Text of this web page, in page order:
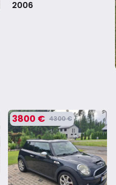
2006
3800 € 4300 €